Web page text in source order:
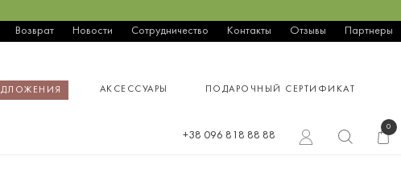
Возврат Новости Сотрудничество Контакты Отзывы Партнеры
АКСЕССУАРЫ ПОДАРОЧНЫЙ СЕРТИФИКАТ
+38 096 818 88 88
0